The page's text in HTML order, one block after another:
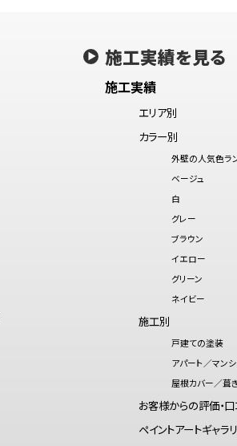
施工実績を見る
施工実績
エリア別
カラー別
外壁の人気色ラ
ベージュ
白
グレー
ブラウン
イエロー
グリーン
ネイビー
施工別
戸建ての塗装
アパート／マンシ
屋根カバー／葺
お客様からの評価・口
ペイントアートギャラ